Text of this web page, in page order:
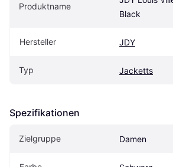
Produktname
Black
Hersteller JDY
Typ Jacketts
Spezifikationen
Zielgruppe Damen